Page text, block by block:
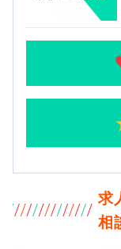
求
相